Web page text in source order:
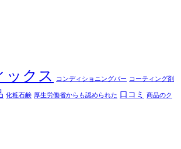
ックス コンディショニングバー コーティング剤
化粧石鹸 厚生労働省からも認められた 口コミ
商品のク